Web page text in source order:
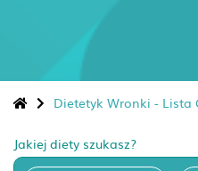
Dietetyk Wronki - Lista
Jakiej diety szukasz?